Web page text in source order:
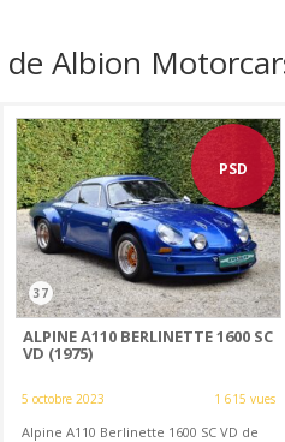
Albion
PSD
37
ALPINE A110 BERLINETTE 1600 SC
VD (1975)
5 octobre 2023 1 615 vues
Alpine A110 Berlinette 1600 SC VD de